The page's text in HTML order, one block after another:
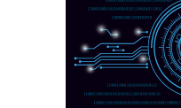
dostupan u
MOTOMAN –
veštačkom
I.SAFE
industrijsku